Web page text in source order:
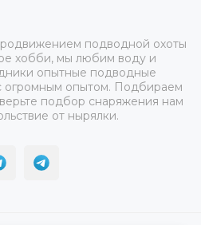
подводной охоты
хобби, мы любим воду и
опытные подводные
огромным опытом. Подбираем
подбор снаряжения нам
от нырялки.